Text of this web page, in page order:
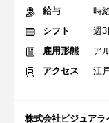
給与
時
シフト
週3
雇用形態
ア
アクセス
江
株式会社ビジュア